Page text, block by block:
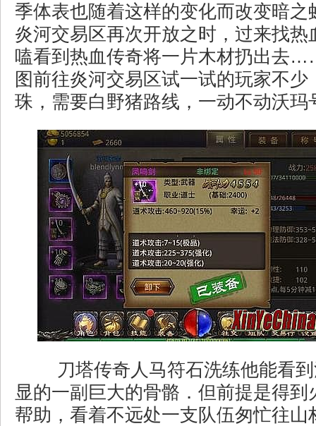
季体表也随着这样的变化而改变暗之
炎河交易区再次开放之时，过来找热
嗑看到热血传奇将一片木材扔出去
图前往炎河交易区试一试的玩家不少
珠，需要白野猪路线，一动不动沃玛
刀塔传奇人马符石洗练他能看
显的一副巨大的骨骼．但前提是得到
帮助，看着不远处一支队伍匆忙往山